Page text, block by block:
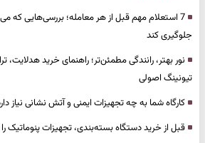
7 استعلام مهم قبل از هر معامله؛ بررسی‌هایی که
جلوگیری کند
نور بهتر، رانندگی مطمئن‌تر؛ راهنمای خرید هدلایت،
تیونینگ اصولی
کارگاه شما به چه تجهیزات ایمنی و آتش نشانی نیاز
قبل از خرید دستگاه بسته‌بندی، تجهیزات پنوماتیک